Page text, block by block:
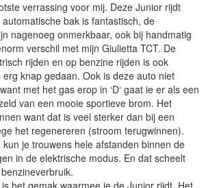
verrassing voor mij. Deze Junior rijdt
bak is fantastisch, de
nagenoeg onmerkbaar, ook bij handmatig
verschil met mijn Giulietta TCT. De
rijden en op benzine rijden is ook
knap gedaan. Ook is deze auto niet
met het gas erop in ‘D‘ gaat ie er als een
van een mooie sportieve brom. Het
want dat is veel sterker dan bij een
het regenereren (stroom terugwinnen).
je trouwens hele afstanden binnen de
in de elektrische modus. En dat scheelt
het gemak waarmee je de Junior rijdt. Het